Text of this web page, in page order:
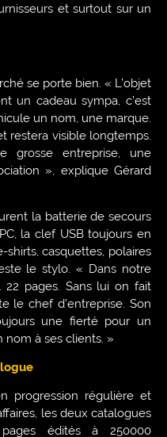
et surtout sur un
se porte bien. « L’objet
un cadeau sympa, c’est
un nom, une marque.
restera visible longtemps.
entreprise, une
», explique Gérard
la batterie de secours
la clef USB toujours en
casquettes, polaires
le stylo. « Dans notre
pages. Sans lui on fait
le chef d’entreprise. Son
une fierté pour un
nom à ses clients. »
progression régulière et
les deux catalogues
édités à 250000